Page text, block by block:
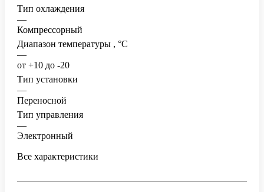
Тип охлаждения
—
Компрессорный
Диапазон температуры , °C
—
от +10 до -20
Тип установки
—
Переносной
Тип управления
—
Электронный
Все характеристики